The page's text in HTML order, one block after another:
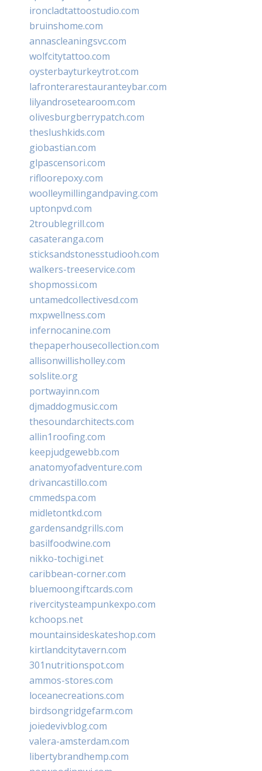
ironcladtattoostudio.com
bruinshome.com
annascleaningsvc.com
wolfcitytattoo.com
oysterbayturkeytrot.com
lafronterarestauranteybar.com
lilyandrosetearoom.com
olivesburgberrypatch.com
theslushkids.com
giobastian.com
glpascensori.com
rifloorepoxy.com
woolleymillingandpaving.com
uptonpvd.com
2troublegrill.com
casateranga.com
sticksandstonesstudiooh.com
walkers-treeservice.com
shopmossi.com
untamedcollectivesd.com
mxpwellness.com
infernocanine.com
thepaperhousecollection.com
allisonwillisholley.com
solslite.org
portwayinn.com
djmaddogmusic.com
thesoundarchitects.com
allin1roofing.com
keepjudgewebb.com
anatomyofadventure.com
drivancastillo.com
cmmedspa.com
midletontkd.com
gardensandgrills.com
basilfoodwine.com
nikko-tochigi.net
caribbean-corner.com
bluemoongiftcards.com
rivercitysteampunkexpo.com
kchoops.net
mountainsideskateshop.com
kirtlandcitytavern.com
301nutritionspot.com
ammos-stores.com
loceanecreations.com
birdsongridgefarm.com
joiedevivblog.com
valera-amsterdam.com
libertybrandhemp.com